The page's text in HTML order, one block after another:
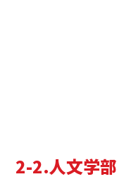
2-2.人文学部